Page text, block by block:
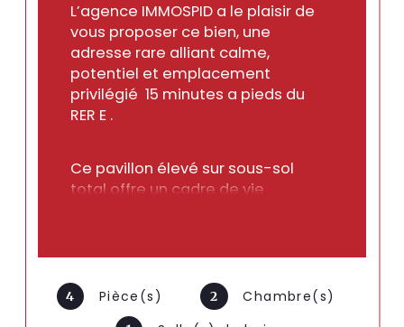
4 Pièce(s) 2 Chambre(s)
L’agence IMMOSPID a le plaisir de
vous proposer ce bien, une
adresse rare alliant calme,
potentiel et emplacement
privilégié  15 minutes a pieds du
RER E .
Ce pavillon élevé sur sous-sol
total offre un cadre de vie